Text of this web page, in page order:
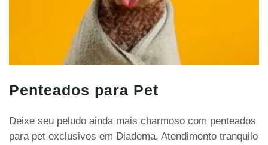
Penteados para Pet
Deixe seu peludo ainda mais charmoso com penteados
para pet exclusivos em Diadema. Atendimento tranquilo